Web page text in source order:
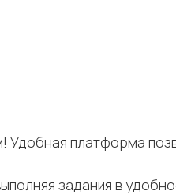
платформа
задания в